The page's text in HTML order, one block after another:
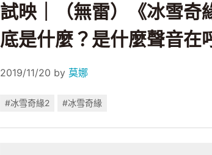
試映｜（無雷）《冰雪奇
底是什麼？是什麼聲音在
2019/11/20 by 莫娜
#冰雪奇緣2 #冰雪奇緣